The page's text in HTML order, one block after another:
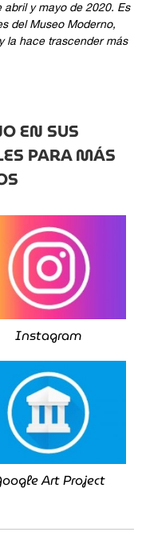
abril y mayo de 2020. Es
del Museo Moderno,
la hace trascender más
EN SUS
PARA MÁS
Instagram
Art Project